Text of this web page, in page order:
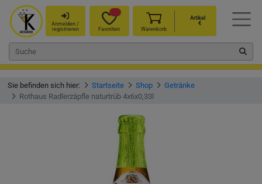
Anmelden /
registrieren
Favoriten Warenkorb
Artikel
€
Sie befinden sich hier: Startseite Shop
Getränke
Rothaus Radlerzäpfle naturtrüb 4x6x0,33l